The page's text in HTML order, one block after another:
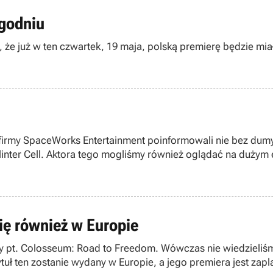
już w ten czwartek, 19 maja, polską premierę będzie
SpaceWorks Entertainment poinformowali nie bez
Cell. Aktora tego mogliśmy również oglądać na
również w Europie
Colosseum: Road to Freedom. Wówczas nie
ten zostanie wydany w Europie, a jego premiera jest